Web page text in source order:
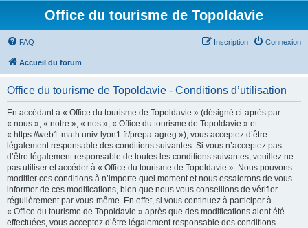
Office du tourisme de Topoldavie
FAQ Connexion
Inscription
Accueil du forum
Office du tourisme de Topoldavie - Conditions d’utilisation
En accédant à « Office du tourisme de Topoldavie » (désigné ci-après par
« nous », « notre », « nos », « Office du tourisme de Topoldavie » et
« https://web1-math.univ-lyon1.fr/prepa-agreg »), vous acceptez d’être
légalement responsable des conditions suivantes. Si vous n’acceptez pas
d’être légalement responsable de toutes les conditions suivantes, veuillez ne
pas utiliser et accéder à « Office du tourisme de Topoldavie ». Nous pouvons
modifier ces conditions à n’importe quel moment et nous essaierons de vous
informer de ces modifications, bien que nous vous conseillons de vérifier
régulièrement par vous-même. En effet, si vous continuez à participer à
« Office du tourisme de Topoldavie » après que des modifications aient été
effectuées, vous acceptez d’être légalement responsable des conditions